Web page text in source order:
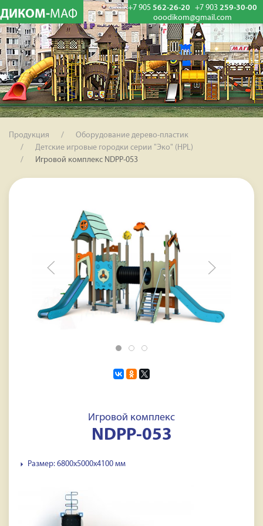
ДИКОМ-МАФ +7 905 562-26-20 +7 903 259-30-00
ooodikom@gmail.com
Продукция
Оборудование дерево-пластик
Детские игровые городки серии "Эко" (HPL)
Игровой комплекс NDPP-053
Игровой комплекс
NDPP-053
Размер: 6800х5000х4100 мм